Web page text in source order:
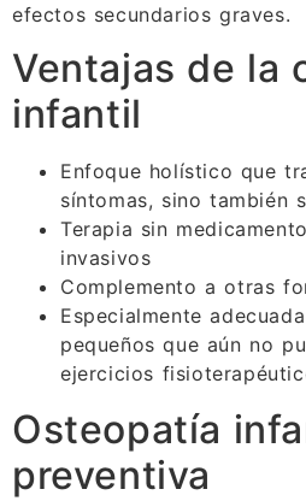
efectos secundarios graves.
Ventajas de la
infantil
Enfoque holístico que
síntomas, sino también
Terapia sin
invasivos
Complemento a otras
Especialmente
pequeños que aún no
ejercicios
Osteopatía
preventiva